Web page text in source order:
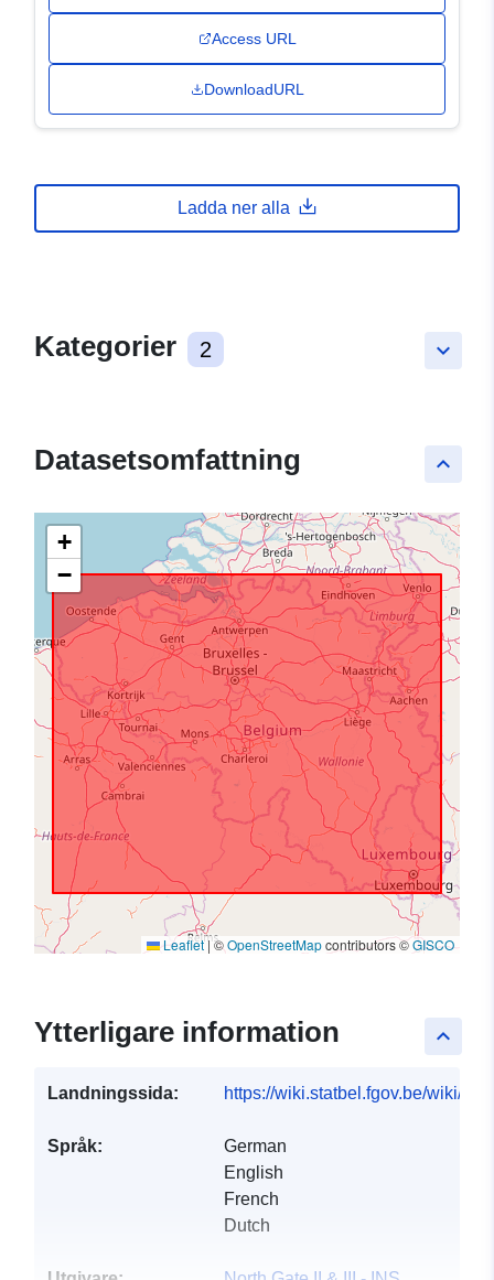
Access URL
DownloadURL
Ladda ner alla
keyboard_arrow_down
Kategorier 2
keyboard_arrow_up
Datasetsomfattning
+
−
Leaflet|©OpenStreetMapcontributors ©GISCO
keyboard_arrow_up
Ytterligare information
Landningssida: https://wiki.statbel.fgov.be/wiki/
Språk:
German
English
French
Dutch